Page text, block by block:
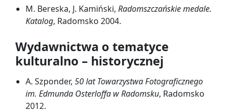
M. Bereska, J. Kamiński, Radomszczańskie medale.
Katalog, Radomsko 2004.
Wydawnictwa o tematyce
kulturalno – historycznej
A. Szponder, 50 lat Towarzystwa Fotograficznego
im. Edmunda Osterloffa w Radomsku, Radomsko
2012.